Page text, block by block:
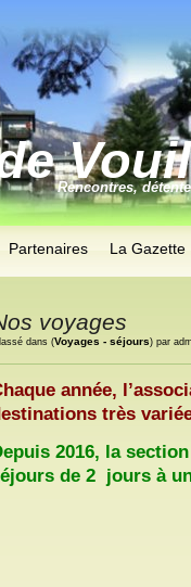
Rencontres,
Partenaires La Gazette
voyages
dans (Voyages - séjours) par
année,
très
2016, la
de 2 jours à